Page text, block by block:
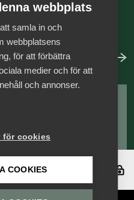
till vår digitala
webbplats
samla in och
webbplatsens
för att förbättra
medier och för att
och annonser.
för cookies
COOKIES